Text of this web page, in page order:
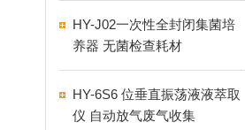
HY-J02一次性全封闭集菌培
养器 无菌检查耗材
HY-6S6 位垂直振荡液液萃取
仪 自动放气废气收集